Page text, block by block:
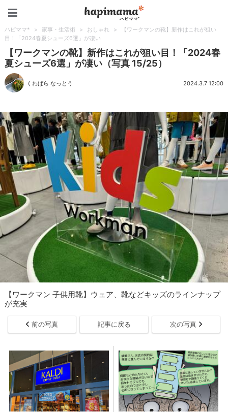
ハピママ* > 家事・生活術 > おしゃれ >
【ワークマンの靴】新作はこれが狙い
目！「2024春夏シューズ6選」が凄い
【ワークマンの靴】新作はこれが狙い目！「2024春
夏シューズ6選」が凄い（写真 15/25）
くわばら なっとう 2024.3.7 12:00
【ワークマン 子供用靴】ウェア、靴などキッズのラインナップ
が充実
前の写真 記事に戻る 次の写真